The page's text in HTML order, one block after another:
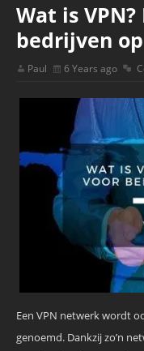
Wat is
bedrijven
Paul 6 Years ago
Een VPN netwerk wordt
genoemd. Dankzij zo’n